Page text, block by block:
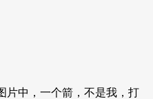
片中，一个箭，不是我，打